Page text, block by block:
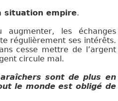
situation empire.
les échanges
régulièrement ses intérêts.
cesse mettre de l’argent
circule mal.
sont de plus en
le monde est obligé de